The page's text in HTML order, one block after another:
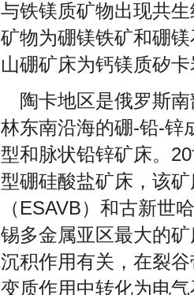
与铁镁质矿物出现共
矿物为硼镁铁矿和硼
山硼矿床为钙镁质矽
陶卡地区是俄罗斯
林东南沿海的硼-铅-锌
型和脉状铅锌矿床。
型硼硅酸盐矿床，该
（ESAVB）和古新
锡多金属亚区最大的
沉积作用有关，在裂
变质作用中转化为电